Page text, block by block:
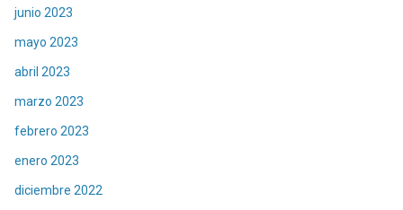
junio 2023
mayo 2023
abril 2023
marzo 2023
febrero 2023
enero 2023
diciembre 2022